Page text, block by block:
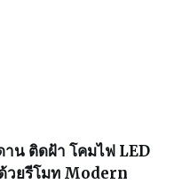
น ติดฝ้า โคมไฟ LED
วยรีโมท Modern